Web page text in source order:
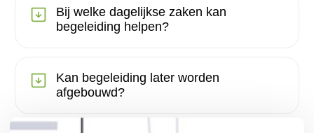
Bij welke dagelijkse zaken kan
begeleiding helpen?
Kan begeleiding later worden
afgebouwd?